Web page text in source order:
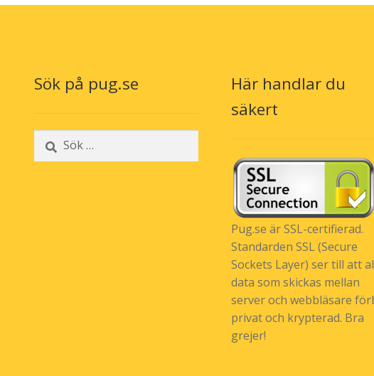
Sök på pug.se
Sök
efter:
Här handlar du
säkert
Pug.se är SSL-certifierad.
Standarden SSL (Secure
Sockets Layer) ser till att
data som skickas mellan
server och webbläsare
privat och krypterad. Bra
grejer!